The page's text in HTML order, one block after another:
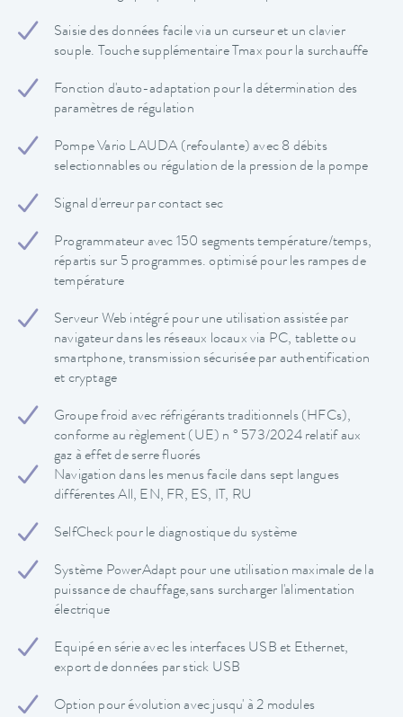
Saisie des données facile via un curseur et un clavier
souple. Touche supplémentaire Tmax pour la surchauffe
Fonction d'auto-adaptation pour la détermination des
paramètres de régulation
Pompe Vario LAUDA (refoulante) avec 8 débits
selectionnables ou régulation de la pression de la pompe
Signal d'erreur par contact sec
Programmateur avec 150 segments température/temps,
répartis sur 5 programmes. optimisé pour les rampes de
température
Serveur Web intégré pour une utilisation assistée par
navigateur dans les réseaux locaux via PC, tablette ou
smartphone, transmission sécurisée par authentification
et cryptage
Groupe froid avec réfrigérants traditionnels (HFCs),
conforme au règlement (UE) n ° 573/2024 relatif aux
gaz à effet de serre fluorés
Navigation dans les menus facile dans sept langues
différentes All, EN, FR, ES, IT, RU
SelfCheck pour le diagnostique du système
Système PowerAdapt pour une utilisation maximale de la
puissance de chauffage,sans surcharger l'alimentation
électrique
Equipé en série avec les interfaces USB et Ethernet,
export de données par stick USB
Option pour évolution avec jusqu' à 2 modules